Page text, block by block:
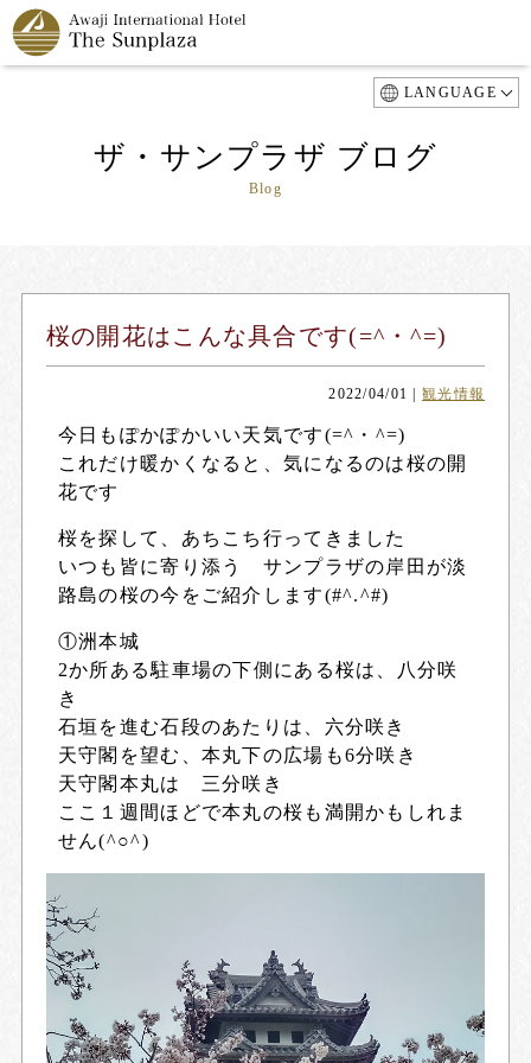
LANGUAGE
ザ・サンプラザ ブログ
Blog
桜の開花はこんな具合です(=^・^=)
2022/04/01 観光情報
今日もぽかぽかいい天気です(=^・^=)
これだけ暖かくなると、気になるのは桜の開
花です
桜を探して、あちこち行ってきました
いつも皆に寄り添う サンプラザの岸田が淡
路島の桜の今をご紹介します(#^.^#)
①洲本城
2か所ある駐車場の下側にある桜は、八分咲
き
石垣を進む石段のあたりは、六分咲き
天守閣を望む、本丸下の広場も6分咲き
天守閣本丸は 三分咲き
ここ１週間ほどで本丸の桜も満開かもしれま
せん(^○^)